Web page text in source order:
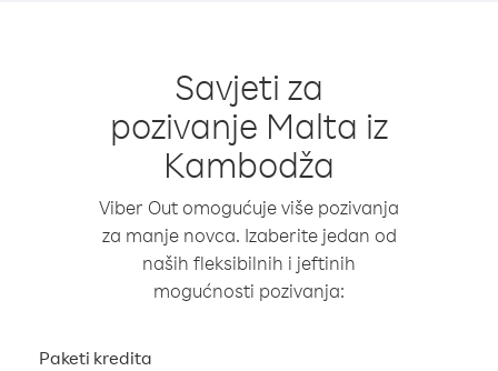
Savjeti za
pozivanje Malta iz
Kambodža
Viber Out omogućuje više pozivanja
za manje novca. Izaberite jedan od
naših fleksibilnih i jeftinih
mogućnosti pozivanja:
Paketi kredita